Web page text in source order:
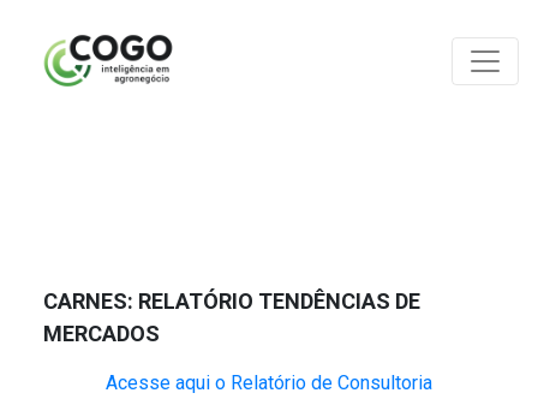
CARNES: RELATÓRIO TENDÊNCIAS DE
MERCADOS
Acesse aqui o Relatório de Consultoria